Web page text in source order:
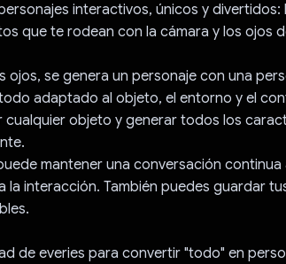
interactivos, únicos y divertidos:
que te rodean con la cámara y los ojos
ojos, se genera un personaje con una
adaptado al objeto, el entorno y el
cualquier objeto y generar todos los
mantener una conversación
la interacción. También puedes guardar
de everies para convertir "todo" en